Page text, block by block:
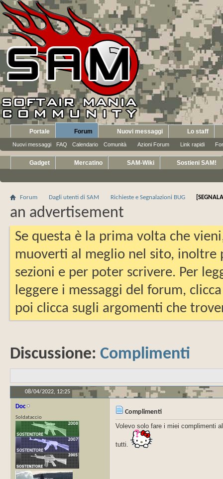
Portale Forum
Nuovi messaggi FAQ Calendario Comunità Azioni Forum Link rapidi
Nuovi messaggi Lo staff
Gadget Mercatino SAM-Wiki Sostieni SAM!
Forum Dagli utenti di SAM Richieste e Segnalazioni BUG
an advertisement
Se questa è la prima volta che
muoverti al meglio nel sito, inoltre
sezioni e per poter scrivere. Per
leggere i messaggi del forum,
poi clicca sugli argomenti che
Discussione: Complimenti
08/04/2022, 12:25
Doc
Soldataccio
Complimenti
Volevo solo fare i miei complimenti
tutti.